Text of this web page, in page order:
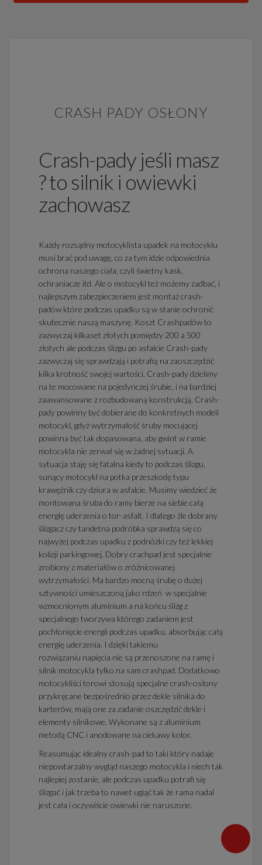
CRASH PADY OSŁONY
Crash-pady jeśli masz
? to silnik i owiewki
zachowasz
Każdy rozsądny motocyklista upadek na motocyklu
musi brać pod uwagę, co za tym idzie odpowiednia
ochrona naszego ciała, czyli świetny kask,
ochraniacze itd. Ale o motocykl też możemy zadbać, i
najlepszym zabezpieczeniem jest montaż crash-
padów które podczas upadku są w stanie ochronić
skutecznie naszą maszynę. Koszt Crashpadów to
zazwyczaj kilkaset złotych pomiędzy 200 a 500
złotych ale podczas ślizgu po asfalcie Crash-pady
zazwyczaj się sprawdzają i potrafią na zaoszczędzić
kilka krotność swojej wartości. Crash-pady dzielimy
na te mocowane na pojedynczej śrubie, i na bardziej
zaawansowane z rozbudowaną konstrukcją. Crash-
pady powinny być dobierane do konkretnych modeli
motocykl, gdyż wytrzymałość śruby mocującej
powinna być tak dopasowana, aby gwint w ramie
motocykla nie zerwał się w żadnej sytuacji. A
sytuacja staję się fatalna kiedy to podczas ślizgu,
sunący motocykl na potka przeszkodę typu
krawężnik czy dziura w asfalcie. Musimy wiedzieć że
montowana śruba do ramy bierze na siebie całą
energię uderzenia o tor-asfalt. I dlatego źle dobrany
ślizgacz czy tandetna podróbka sprawdzą się co
najwyżej podczas upadku z podnóżki czy też lekkiej
kolizji parkingowej. Dobry crachpad jest specjalnie
zrobiony z materiałów o zróżnicowanej
wytrzymałości. Ma bardzo mocną śrubę o dużej
sztywności umieszczoną jako rdzeń w specjalnie
wzmocnionym aluminium a na końcu ślizg z
specjalnego tworzywa którego zadaniem jest
pochłonięcie energii podczas upadku, absorbując całą
energię uderzenia. I dzięki takiemu
rozwiązaniu napięcia nie są przenoszone na ramę i
silnik motocykla tylko na sam crashpad. Dodatkowo
motocykliści torowi stosują specjalne crash-osłony
przykręcane bezpośrednio przez dekle silnika do
karterów, mają one za zadanie oszczędzić dekle i
elementy silnikowe. Wykonane są z aluminium
metodą CNC i anodowane na ciekawy kolor.
Reasumując idealny crash-pad to taki który nadaje
niepowtarzalny wygląd naszego motocykla i niech tak
najlepiej zostanie, ale podczas upadku potrafi się
ślizgać i jak trzeba to nawet ugiąć tak że rama nadal
jest cała i oczywiście owiewki nie naruszone.